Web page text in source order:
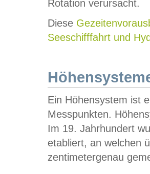
Rotation verursacht.
Diese
Seeschifffahrt und
Ein Höhensystem ist
Messpunkten.
Im 19. Jahrhundert
etabliert, an welchen
zentimetergenau